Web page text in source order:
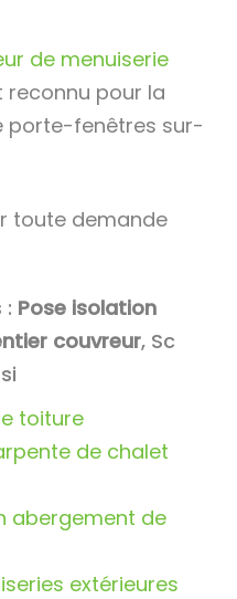
de menuiserie
reconnu pour la
porte-fenêtres sur-
toute demande
: Pose isolation
couvreur, Sc
toiture
de chalet
abergement de
extérieures